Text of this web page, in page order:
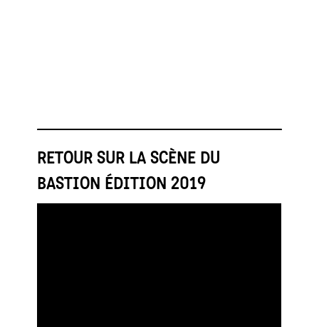
RETOUR SUR LA SCÈNE DU
BASTION ÉDITION 2019